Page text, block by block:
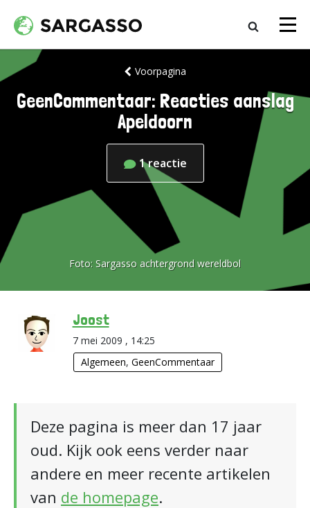
Voorpagina
GeenCommentaar: Reacties aanslag
Apeldoorn
1reactie
Foto: Sargasso achtergrond wereldbol
Joost
7 mei 2009 , 14:25
Algemeen, GeenCommentaar
Deze pagina is meer dan 17 jaar
oud. Kijk ook eens verder naar
andere en meer recente artikelen
van de homepage.